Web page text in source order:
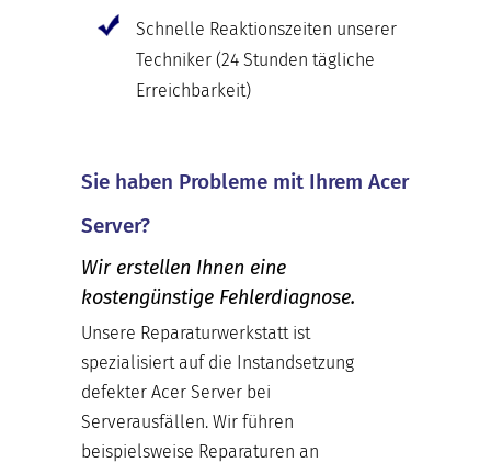
Schnelle Reaktionszeiten unserer
Techniker (24 Stunden tägliche
Erreichbarkeit)
Sie haben Probleme mit Ihrem Acer
Server?
Wir erstellen Ihnen eine
kostengünstige Fehlerdiagnose.
Unsere Reparaturwerkstatt ist
spezialisiert auf die Instandsetzung
defekter Acer Server bei
Serverausfällen. Wir führen
beispielsweise Reparaturen an